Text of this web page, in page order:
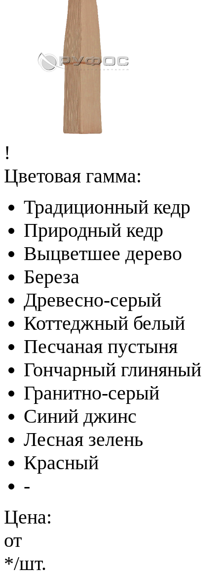
!
Цветовая гамма:
Традиционный кедр
Природный кедр
Выцветшее дерево
Береза
Древесно-серый
Коттеджный белый
Песчаная пустыня
Гончарный глиняный
Гранитно-серый
Синий джинс
Лесная зелень
Красный
-
Цена:
от
*/шт.